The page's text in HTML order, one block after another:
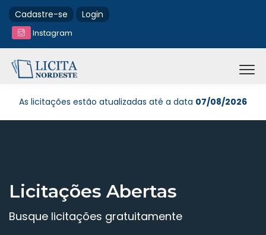
Cadastre-se Login
Instagram
As licitações estão atualizadas até a data 07/08/2026
Licitações Abertas
Busque licitações gratuitamente